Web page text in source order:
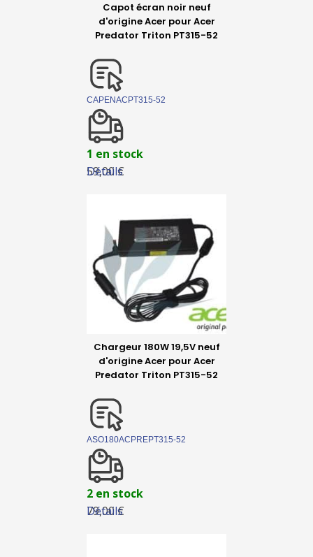
Détails
Capot écran noir neuf
d'origine Acer pour Acer
Predator Triton PT315-52
CAPENACPT315-52
1 en stock
59,00 €
Détails
Chargeur 180W 19,5V neuf
d'origine Acer pour Acer
Predator Triton PT315-52
ASO180ACPREPT315-52
2 en stock
79,00 €